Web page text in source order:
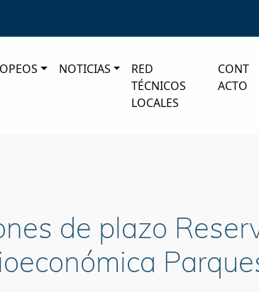
NOTICIAS
RED
TÉCNICOS
LOCALES
CONT
ACTO
de plazo